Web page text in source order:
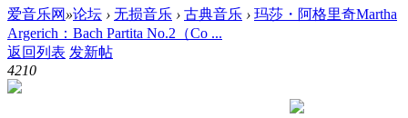
爱音乐网 »论坛 › 无损音乐 › 古典音乐 › 玛莎・阿格里奇Martha
Argerich：Bach Partita No.2（Co ...
返回列表 发新帖
4210